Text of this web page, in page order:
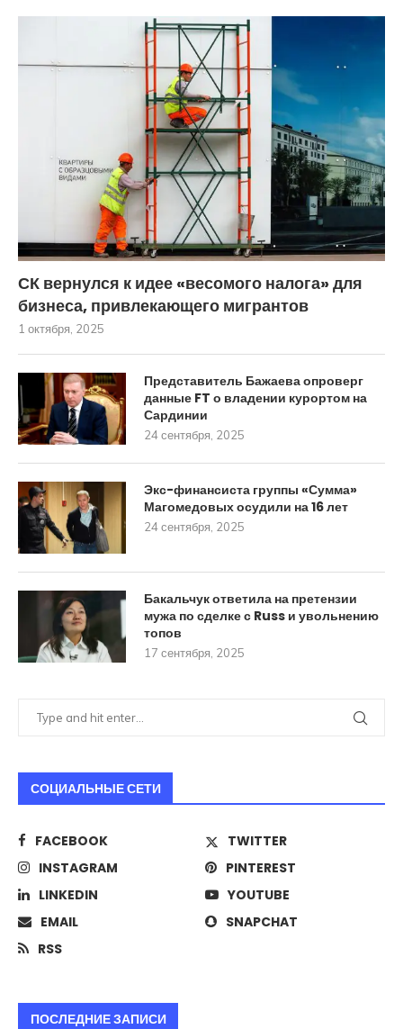
СК вернулся к идее «весомого налога» для
бизнеса, привлекающего мигрантов
1 октября, 2025
Представитель Бажаева опроверг
данные FT о владении курортом на
Сардинии
24 сентября, 2025
Экс-финансиста группы «Сумма»
Магомедовых осудили на 16 лет
24 сентября, 2025
Бакальчук ответила на претензии
мужа по сделке с Russ и увольнению
топов
17 сентября, 2025
СОЦИАЛЬНЫЕ СЕТИ
FACEBOOK
TWITTER
INSTAGRAM
PINTEREST
LINKEDIN
YOUTUBE
EMAIL
SNAPCHAT
RSS
ПОСЛЕДНИЕ ЗАПИСИ